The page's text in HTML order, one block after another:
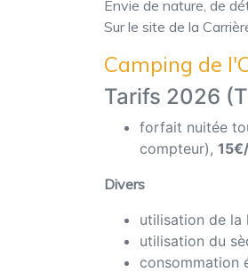
Envie de nature, de
Sur le site de la
Camping de
Tarifs 2026
forfait nuitée
compteur),
Divers
utilisation de la
utilisation du
consommation